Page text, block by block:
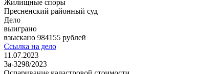
Жилищные споры
Пресненский районный суд
Дело
выиграно
взыскано 984155 рублей
Ссылка на дело
11.07.2023
3а-3298/2023